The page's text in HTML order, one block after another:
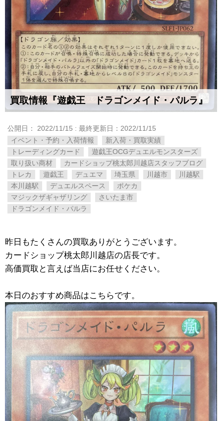
買取情報『遊戯王 ドラゴンメイド・パルラ』
公開日： 2022/11/15 : 最終更新日：2022/11/15
イベント・予約・入荷情報
新入荷・買取実績
トレーディングカード
遊戯王OCGデュエルモンスターズ
取り扱い商材
カードショップ桃太郎川越店スタッフブログ
トレカ
遊戯王 デュエマ 埼玉県 川越市
川越駅
本川越駅
デュエルスペース
ポケカ
マジックザギャザリング
さいたま市
ドラゴンメイド・パルラ
昨日もたくさんの買取ありがとうございます。
カードショップ桃太郎川越店の店長です。
高価買取と言えば当店にお任せください。
本日のおすすめ商品はこちらです。